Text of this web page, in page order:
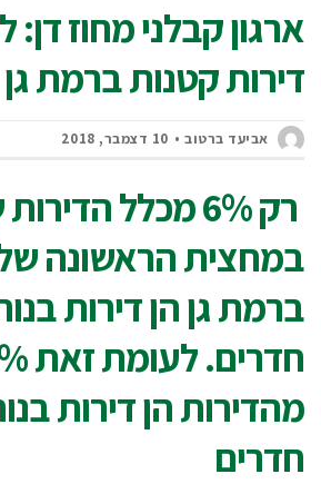
ארגון קבלני מחוז דן:
דירות קטנות ברמת גן
אביעד ברטוב 10 דצמבר, 2018
רק 6% מכלל
במחצית הראשונה
חדרים.
חדרים